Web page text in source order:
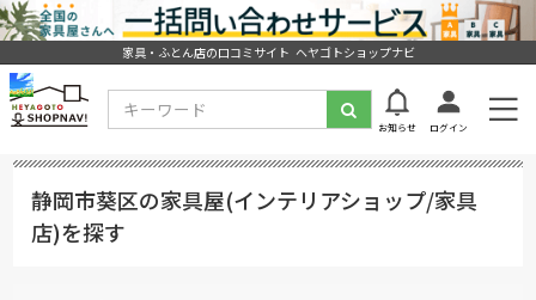
家具・ふとん店の口コミサイト ヘヤゴトショップナビ
お知らせ ログイン
静岡市葵区の家具屋(インテリアショップ/家具
店)を探す